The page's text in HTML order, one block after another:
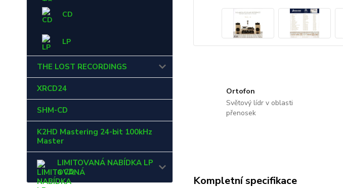
CD
LP
THE LOST RECORDINGS
XRCD24
SHM-CD
K2HD Mastering 24-bit 100kHz
Master
LIMITOVANÁ NABÍDKA LP
a CD
Ortofon
Světový lídr v oblasti
přenosek
Kompletní specifikace